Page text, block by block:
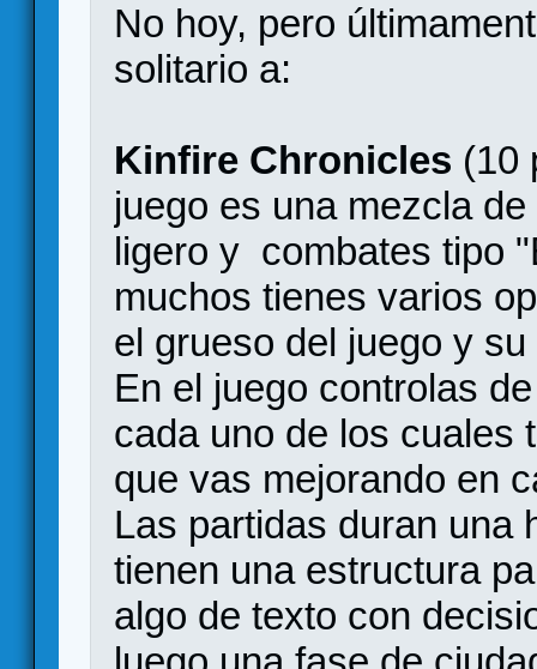
No hoy, pero
solitario a:
Kinfire Chronicles (10
juego es una mezcla
ligero y combates tipo
muchos tienes varios
el grueso del juego y
En el juego controlas
cada uno de los cuales
que vas mejorando en
Las partidas duran una
tienen una estructura
algo de texto con